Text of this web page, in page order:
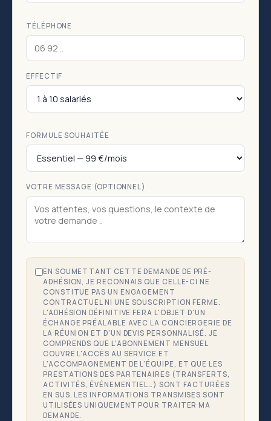
TÉLÉPHONE
EFFECTIF
FORMULE SOUHAITÉE
VOTRE MESSAGE (OPTIONNEL)
EN SOUMETTANT CETTE DEMANDE DE PRÉ-
ADHÉSION, JE RECONNAIS QUE CELLE-CI NE
CONSTITUE PAS UN ENGAGEMENT
CONTRACTUEL NI UNE SOUSCRIPTION FERME.
L'ADHÉSION DÉFINITIVE FERA L'OBJET D'UN
ÉCHANGE PRÉALABLE AVEC LA CONCIERGERIE DE
LA RÉUNION ET D'UN DEVIS PERSONNALISÉ. JE
COMPRENDS QUE L'ABONNEMENT MENSUEL
COUVRE L'ACCÈS AU SERVICE ET
L'ACCOMPAGNEMENT DE L'ÉQUIPE, ET QUE LES
PRESTATIONS DES PARTENAIRES (TRANSFERTS,
ACTIVITÉS, ÉVÉNEMENTIEL…) SONT FACTURÉES
EN SUS. LES INFORMATIONS TRANSMISES SONT
UTILISÉES UNIQUEMENT POUR TRAITER MA
DEMANDE.